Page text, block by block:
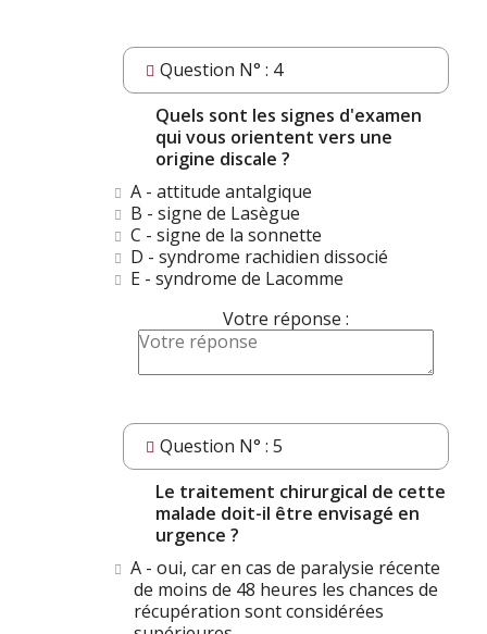
Question N° : 4
Quels sont les signes d'examen
qui vous orientent vers une
origine discale ?
A - attitude antalgique
B - signe de Lasègue
C - signe de la sonnette
D - syndrome rachidien dissocié
E - syndrome de Lacomme
Votre réponse :
Question N° : 5
Le traitement chirurgical de cette
malade doit-il être envisagé en
urgence ?
A - oui, car en cas de paralysie récente
de moins de 48 heures les chances de
récupération sont considérées